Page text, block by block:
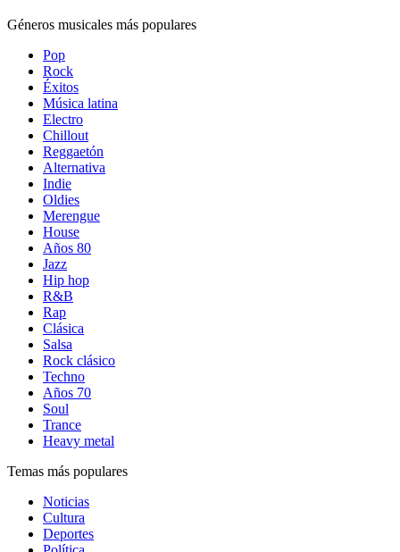
Géneros musicales más populares
Pop
Rock
Éxitos
Música latina
Electro
Chillout
Reggaetón
Alternativa
Indie
Oldies
Merengue
House
Años 80
Jazz
Hip hop
R&B
Rap
Clásica
Salsa
Rock clásico
Techno
Años 70
Soul
Trance
Heavy metal
Temas más populares
Noticias
Cultura
Deportes